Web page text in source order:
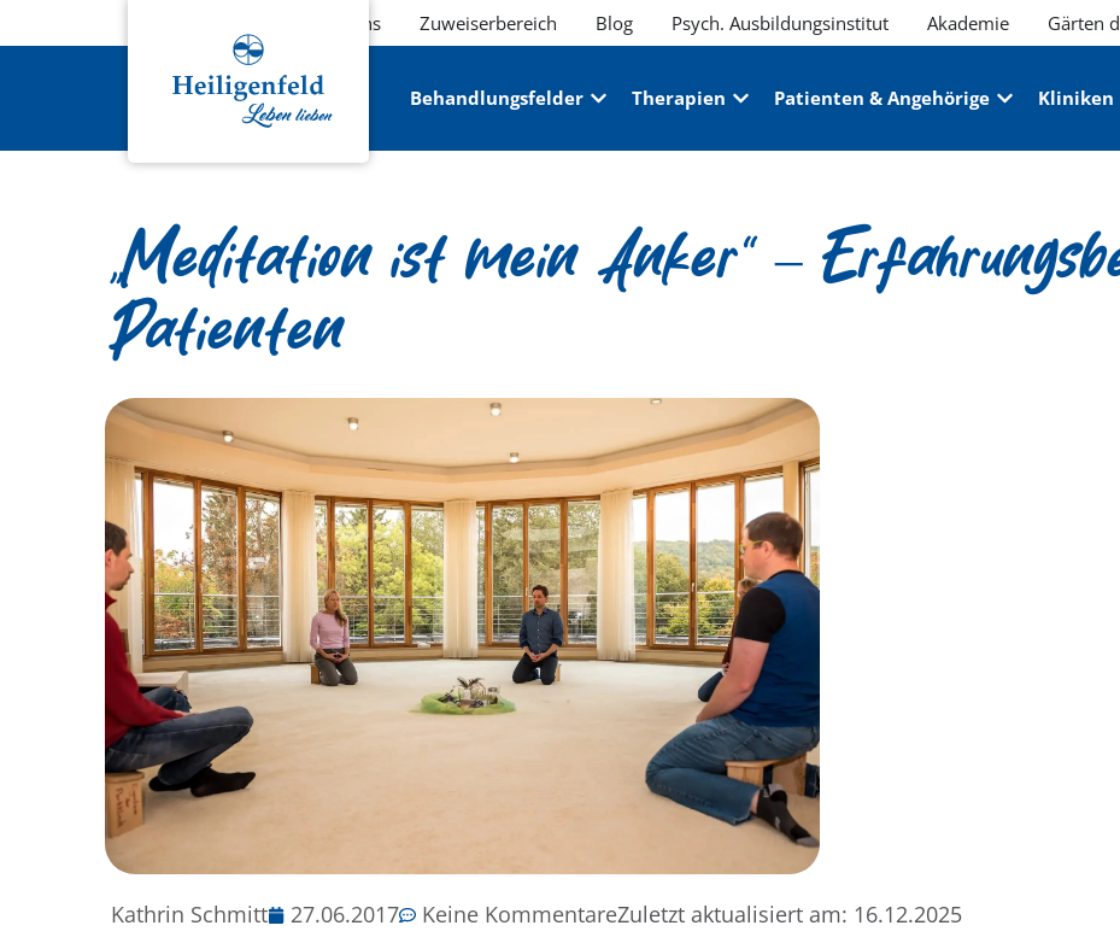
Über uns Zuweiserbereich Blog Psych. Ausbildungsinstitut Akademie Gärten
Behandlungsfelder Therapien Patienten & Angehörige Kliniken
„Meditation ist mein Anker“ –
Patienten
Kathrin Schmitt 27.06.2017 Keine KommentareZuletzt aktualisiert am: 16.12.2025